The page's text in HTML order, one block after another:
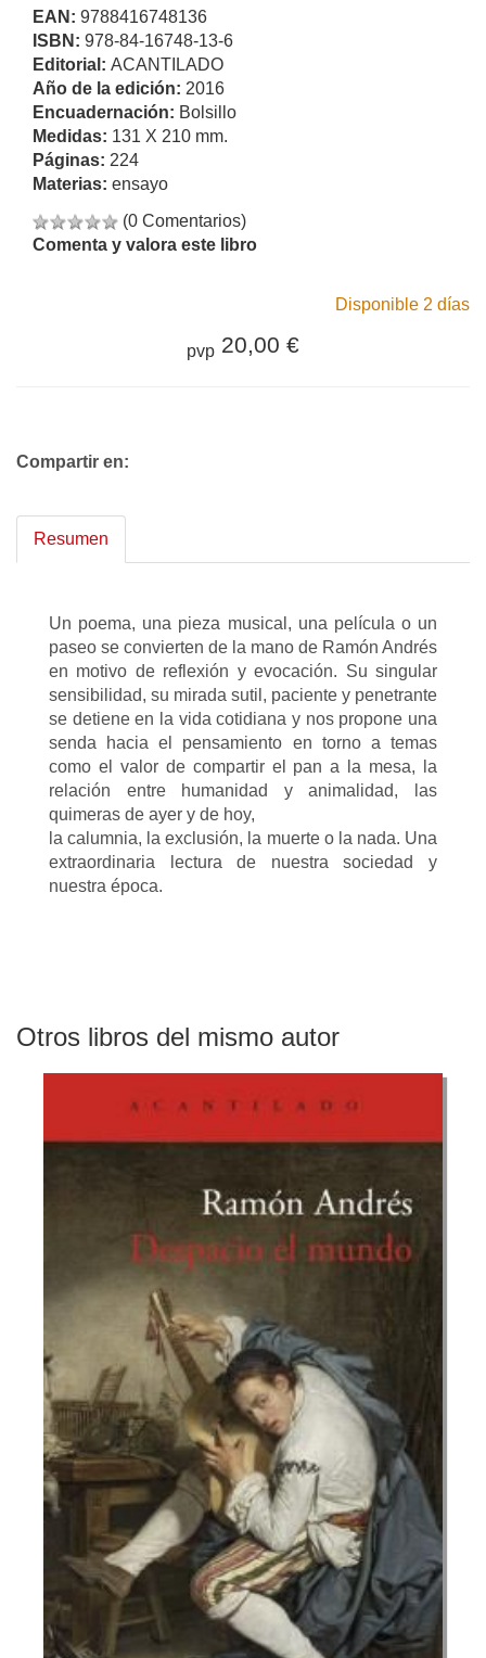
EAN: 9788416748136
ISBN: 978-84-16748-13-6
Editorial: ACANTILADO
Año de la edición: 2016
Encuadernación: Bolsillo
Medidas: 131 X 210 mm.
Páginas: 224
Materias: ensayo
(0 Comentarios)
Comenta y valora este libro
Disponible 2 días
pvp 20,00 €
Compartir en:
Resumen
Un poema, una pieza musical, una película o un
paseo se convierten de la mano de Ramón Andrés
en motivo de reflexión y evocación. Su singular
sensibilidad, su mirada sutil, paciente y penetrante
se detiene en la vida cotidiana y nos propone una
senda hacia el pensamiento en torno a temas
como el valor de compartir el pan a la mesa, la
relación entre humanidad y animalidad, las
quimeras de ayer y de hoy,
la calumnia, la exclusión, la muerte o la nada. Una
extraordinaria lectura de nuestra sociedad y
nuestra época.
Otros libros del mismo autor